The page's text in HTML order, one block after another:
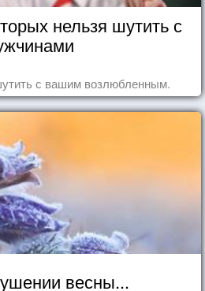
нельзя шутить с
с вашим возлюбленным.
весны...